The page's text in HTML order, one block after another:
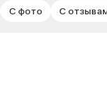
С фото С